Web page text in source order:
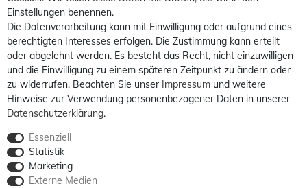
Einstellungen benennen.
Die Datenverarbeitung kann mit Einwilligung oder aufgrund eines
berechtigten Interesses erfolgen. Die Zustimmung kann erteilt
oder abgelehnt werden. Es besteht das Recht, nicht einzuwilligen
und die Einwilligung zu einem späteren Zeitpunkt zu ändern oder
zu widerrufen. Beachten Sie unser Impressum und weitere
Hinweise zur Verwendung personenbezogener Daten in unserer
Daten­schutz­erklärung.
Essenziell
Statistik
Marketing
Externe Medien